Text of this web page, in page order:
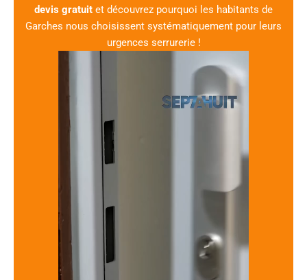
devis gratuit et découvrez pourquoi les habitants de
Garches nous choisissent systématiquement pour leurs
urgences serrurerie !